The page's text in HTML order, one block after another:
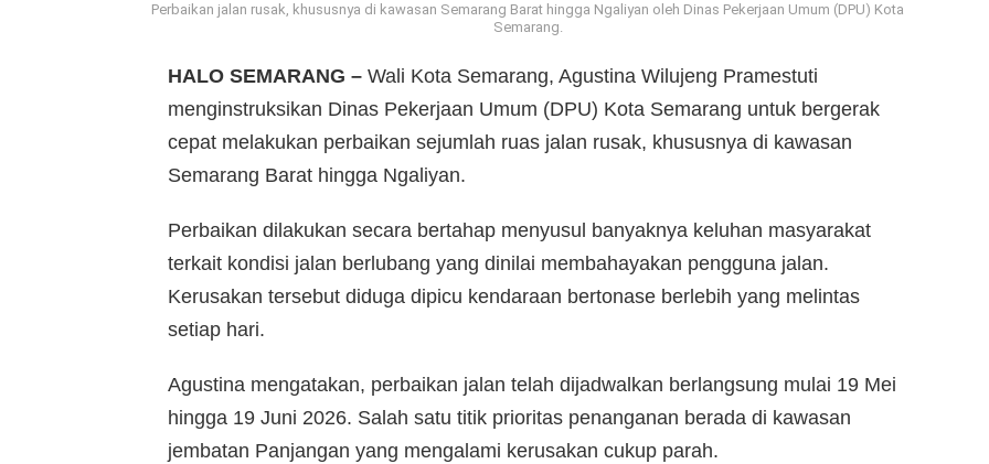
Perbaikan jalan rusak, khususnya di kawasan Semarang Barat hingga Ngaliyan oleh Dinas Pekerjaan Umum (DPU) Kota
Semarang.
HALO SEMARANG – Wali Kota Semarang, Agustina Wilujeng Pramestuti
menginstruksikan Dinas Pekerjaan Umum (DPU) Kota Semarang untuk bergerak
cepat melakukan perbaikan sejumlah ruas jalan rusak, khususnya di kawasan
Semarang Barat hingga Ngaliyan.
Perbaikan dilakukan secara bertahap menyusul banyaknya keluhan masyarakat
terkait kondisi jalan berlubang yang dinilai membahayakan pengguna jalan.
Kerusakan tersebut diduga dipicu kendaraan bertonase berlebih yang melintas
setiap hari.
Agustina mengatakan, perbaikan jalan telah dijadwalkan berlangsung mulai 19 Mei
hingga 19 Juni 2026. Salah satu titik prioritas penanganan berada di kawasan
jembatan Panjangan yang mengalami kerusakan cukup parah.